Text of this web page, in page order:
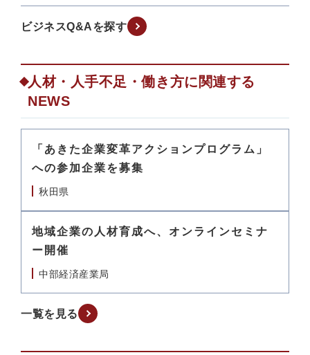
ビジネスQ&Aを探す
人材・人手不足・働き方に関連する
NEWS
「あきた企業変革アクションプログラム」
への参加企業を募集
秋田県
地域企業の人材育成へ、オンラインセミナ
ー開催
中部経済産業局
一覧を見る